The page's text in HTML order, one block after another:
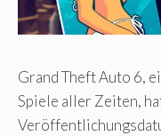
Grand Theft Auto 6,
Spiele aller Zeiten,